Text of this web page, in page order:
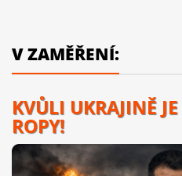
V ZAMĚŘENÍ:
KVŮLI UKRAJINĚ
ROPY!